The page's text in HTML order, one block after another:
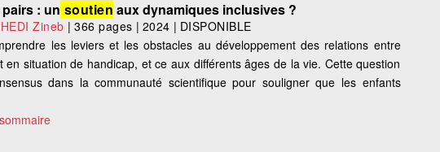
: un soutien aux dynamiques inclusives ?
Zineb |366 pages | 2024 | DISPONIBLE
les leviers et les obstacles au développement des relations entre
en situation de handicap, et ce aux différents âges de la vie. Cette question
dans la communauté scientifique pour souligner que les enfants